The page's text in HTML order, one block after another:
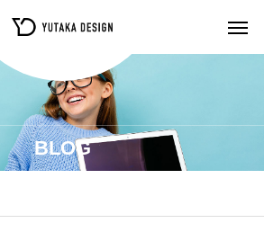
BLOG